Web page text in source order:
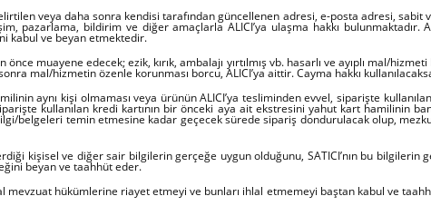
veya daha sonra kendisi tarafından güncellenen adresi, e-posta adresi,
pazarlama, bildirim ve diğer amaçlarla ALICI’ya ulaşma hakkı bulunmaktadır.
kabul ve beyan etmektedir.
muayene edecek; ezik, kırık, ambalajı yırtılmış vb. hasarlı ve ayıplı mal/
mal/hizmetin özenle korunması borcu, ALICI’ya aittir. Cayma hakkı
aynı kişi olmaması veya ürünün ALICI’ya tesliminden evvel, siparişte
kullanılan kredi kartının bir önceki aya ait ekstresini yahut kart hamilinin
belgeleri temin etmesine kadar geçecek sürede sipariş dondurulacak olup,
kişisel ve diğer sair bilgilerin gerçeğe uygun olduğunu, SATICI’nın bu bilgilerin
beyan ve taahhüt eder.
mevzuat hükümlerine riayet etmeyi ve bunları ihlal etmemeyi baştan kabul ve